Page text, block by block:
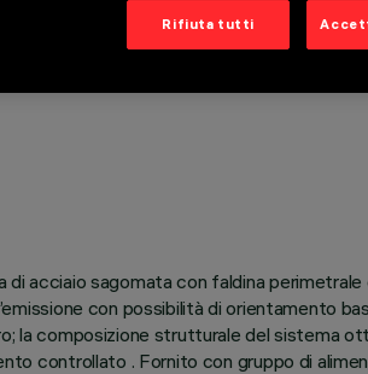
acciaio sagomata con faldina
con possibilità di orientamento
la composizione strutturale del
controllato . Fornito con gruppo di
Rifiuta tutti